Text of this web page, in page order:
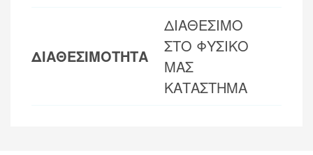
ΔΙΑΘΕΣΙΜΟΤΗΤΑ
ΔΙΑΘΕΣΙΜΟ
ΣΤΟ ΦΥΣΙΚΟ
ΜΑΣ
ΚΑΤΑΣΤΗΜΑ